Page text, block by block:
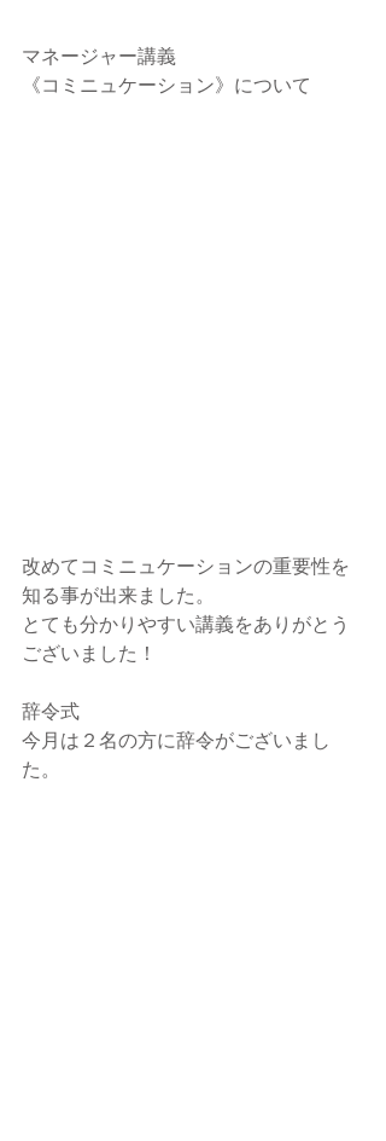
マネージャー講義
《コミニュケーション》について
改めてコミニュケーションの重要性を
知る事が出来ました。
とても分かりやすい講義をありがとう
ございました！
辞令式
今月は２名の方に辞令がございまし
た。